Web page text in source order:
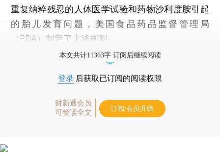
重复纳粹残忍的人体医学试验和药物沙利度胺引起
的胎儿发育问题，美国食品药品监督管理局
（FDA）制定了上述规则。
本文共计11363字 订阅后继续阅读
登录 后获取已订阅的阅读权限
财新通会员
可畅读全文
订阅/会员升级